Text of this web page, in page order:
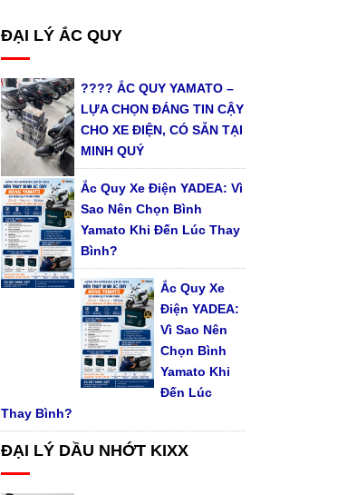
ĐẠI LÝ ẮC QUY
???? ẮC QUY YAMATO –
LỰA CHỌN ĐÁNG TIN CẬY
CHO XE ĐIỆN, CÓ SẴN TẠI
MINH QUÝ
Ắc Quy Xe Điện YADEA: Vì
Sao Nên Chọn Bình
Yamato Khi Đến Lúc Thay
Bình?
Ắc Quy Xe
Điện YADEA:
Vì Sao Nên
Chọn Bình
Yamato Khi
Đến Lúc
Thay Bình?
ĐẠI LÝ DẦU NHỚT KIXX